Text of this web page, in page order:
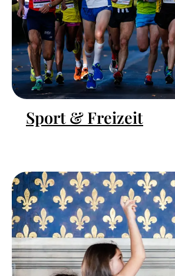
Sport & Freizeit